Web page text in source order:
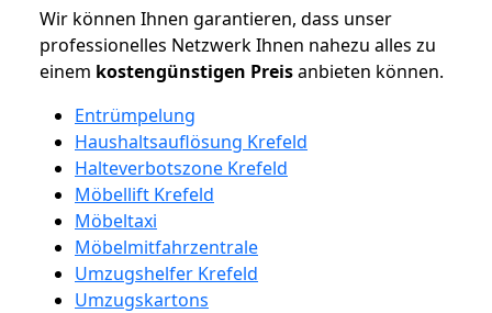
Wir können Ihnen garantieren, dass unser
professionelles Netzwerk Ihnen nahezu alles zu
einem kostengünstigen Preisanbieten können.
Entrümpelung
Haushaltsauflösung Krefeld
Halteverbotszone Krefeld
Möbellift Krefeld
Möbeltaxi
Möbelmitfahrzentrale
Umzugshelfer Krefeld
Umzugskartons